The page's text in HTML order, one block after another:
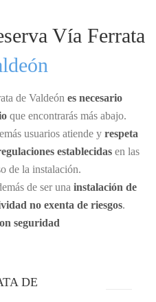
Vía Ferrata
de Valdeón es necesario
que encontrarás más abajo.
usuarios atiende y respeta
establecidasen las
de la instalación.
de ser una instalación de
no exenta de riesgos.
seguridad
DE